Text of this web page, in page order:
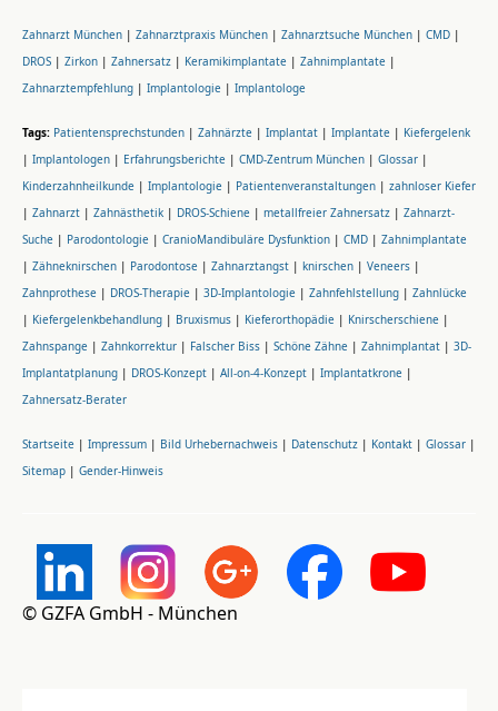
Zahnarzt München | Zahnarztpraxis München | Zahnarztsuche München | CMD |
DROS | Zirkon | Zahnersatz | Keramikimplantate | Zahnimplantate |
Zahnarztempfehlung | Implantologie | Implantologe
Tags: Patientensprechstunden | Zahnärzte | Implantat | Implantate | Kiefergelenk
| Implantologen | Erfahrungsberichte | CMD-Zentrum München | Glossar |
Kinderzahnheilkunde | Implantologie | Patientenveranstaltungen | zahnloser Kiefer
| Zahnarzt | Zahnästhetik | DROS-Schiene | metallfreier Zahnersatz | Zahnarzt-
Suche | Parodontologie | CranioMandibuläre Dysfunktion | CMD | Zahnimplantate
| Zähneknirschen | Parodontose | Zahnarztangst | knirschen | Veneers |
Zahnprothese | DROS-Therapie | 3D-Implantologie | Zahnfehlstellung | Zahnlücke
| Kiefergelenkbehandlung | Bruxismus | Kieferorthopädie | Knirscherschiene |
Zahnspange | Zahnkorrektur | Falscher Biss | Schöne Zähne | Zahnimplantat | 3D-
Implantatplanung | DROS-Konzept | All-on-4-Konzept | Implantatkrone |
Zahnersatz-Berater
Startseite | Impressum | Bild Urhebernachweis | Datenschutz | Kontakt | Glossar |
Sitemap | Gender-Hinweis
© GZFA GmbH - München